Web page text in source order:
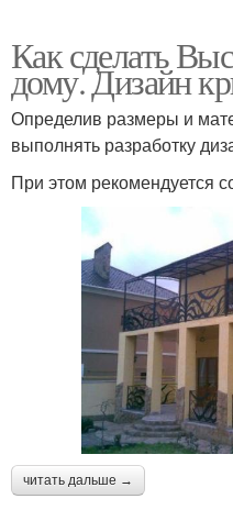
Как сделать
дому. Дизайн
Определив размеры и
выполнять разработку
При этом рекомендуется
читать дальше →